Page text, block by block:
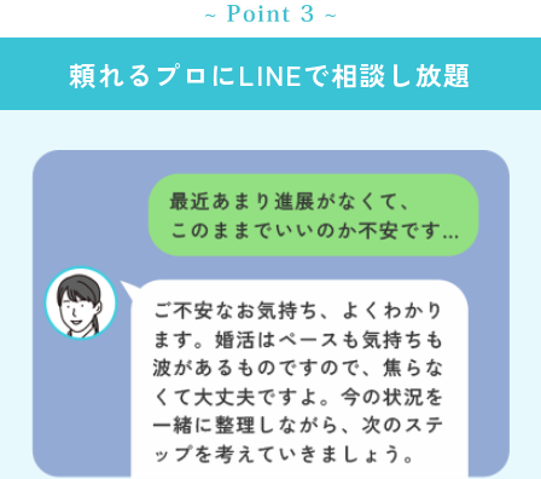
頼れるプロにLINEで相談し放題